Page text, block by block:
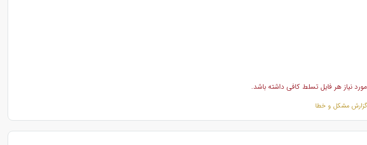
نیاز هر فایل تسلط کافی داشته باشد.
گزارش مشکل و خطا